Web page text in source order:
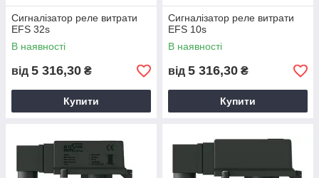
Сигналізатор реле витрати
EFS 32s
В наявності
від 5 316,30 ₴
Купити
Сигналізатор реле витрати
EFS 10s
В наявності
від 5 316,30 ₴
Купити